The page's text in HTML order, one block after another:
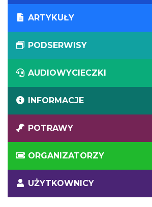
ARTYKUŁY
PODSERWISY
AUDIOWYCIECZKI
INFORMACJE
POTRAWY
ORGANIZATORZY
UŻYTKOWNICY